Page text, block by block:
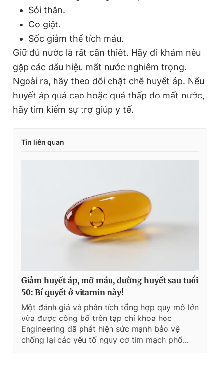
Sỏi thận.
Co giật.
Sốc giảm thể tích máu.
Giữ đủ nước là rất cần thiết. Hãy đi khám nếu
gặp các dấu hiệu mất nước nghiêm trọng.
Ngoài ra, hãy theo dõi chặt chẽ huyết áp. Nếu
huyết áp quá cao hoặc quá thấp do mất nước,
hãy tìm kiếm sự trợ giúp y tế.
Tin liên quan
Giảm huyết áp, mỡ máu, đường huyết sau tuổi
50: Bí quyết ở vitamin này!
Một đánh giá và phân tích tổng hợp quy mô lớn
vừa được công bố trên tạp chí khoa học
Engineering đã phát hiện sức mạnh bảo vệ
chống lại các yếu tố nguy cơ tim mạch phổ...